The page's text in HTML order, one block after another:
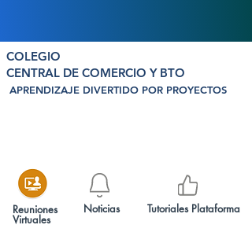
Tutoriales Plataforma
Noticias
Reuniones
Virtuales
COLEGIO
CENTRAL DE COMERCIO Y BTO
APRENDIZAJE DIVERTIDO POR PROYECTOS